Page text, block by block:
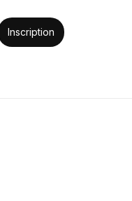
Inscription